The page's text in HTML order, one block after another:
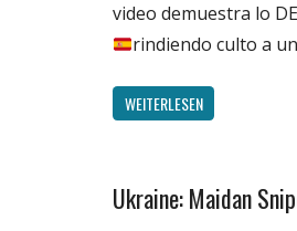
video demuestra lo
rindiendo culto a un
WEITERLESEN
English
Ukraine: Maidan